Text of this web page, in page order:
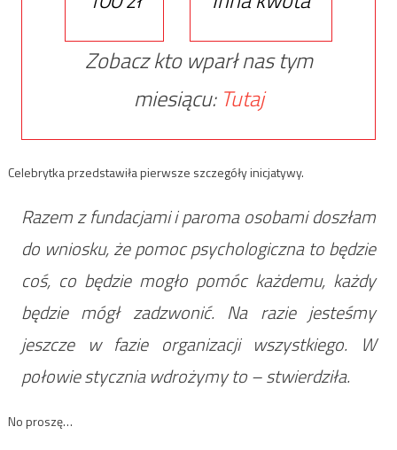
Zobacz kto wparł nas tym
miesiącu: Tutaj
Celebrytka przedstawiła pierwsze szczegóły inicjatywy.
Razem z fundacjami i paroma osobami doszłam
do wniosku, że pomoc psychologiczna to będzie
coś, co będzie mogło pomóc każdemu, każdy
będzie mógł zadzwonić. Na razie jesteśmy
jeszcze w fazie organizacji wszystkiego. W
połowie stycznia wdrożymy to – stwierdziła.
No proszę…